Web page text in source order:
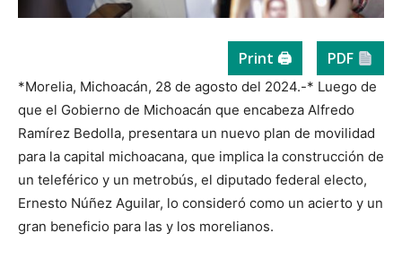
Print 🖨 PDF
*Morelia, Michoacán, 28 de agosto del 2024.-* Luego de
que el Gobierno de Michoacán que encabeza Alfredo
Ramírez Bedolla, presentara un nuevo plan de movilidad
para la capital michoacana, que implica la construcción de
un teleférico y un metrobús, el diputado federal electo,
Ernesto Núñez Aguilar, lo consideró como un acierto y un
gran beneficio para las y los morelianos.